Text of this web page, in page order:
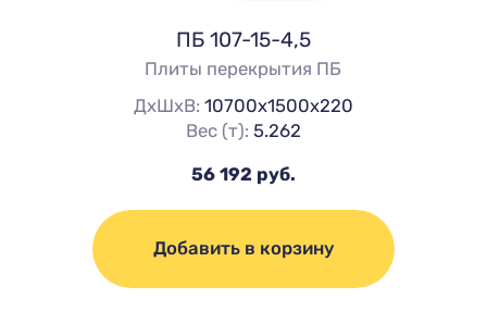
ПБ 107-15-4,5
Плиты перекрытия ПБ
ДхШхВ: 10700х1500х220
Вес (т): 5.262
56 192 руб.
Добавить в корзину